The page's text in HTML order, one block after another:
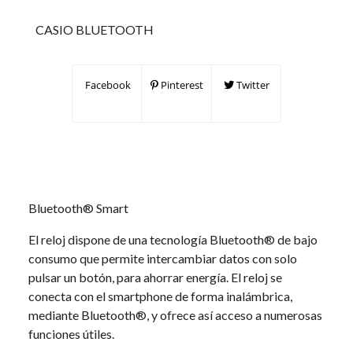
CASIO BLUETOOTH
Facebook Pinterest Twitter
Bluetooth® Smart
El reloj dispone de una tecnología Bluetooth® de bajo
consumo que permite intercambiar datos con solo
pulsar un botón, para ahorrar energía. El reloj se
conecta con el smartphone de forma inalámbrica,
mediante Bluetooth®, y ofrece así acceso a numerosas
funciones útiles.